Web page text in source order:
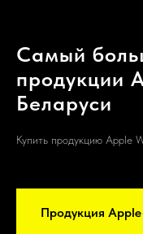
Самый
продукции
Беларуси
Купить продукцию Apple
Продукция